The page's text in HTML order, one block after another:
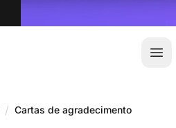
/ Cartas de agradecimento